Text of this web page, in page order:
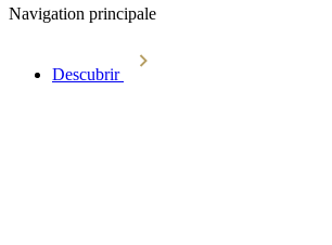
Navigation principale
Descubrir